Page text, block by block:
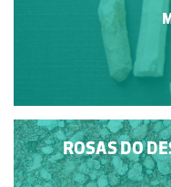
ROSAS DO